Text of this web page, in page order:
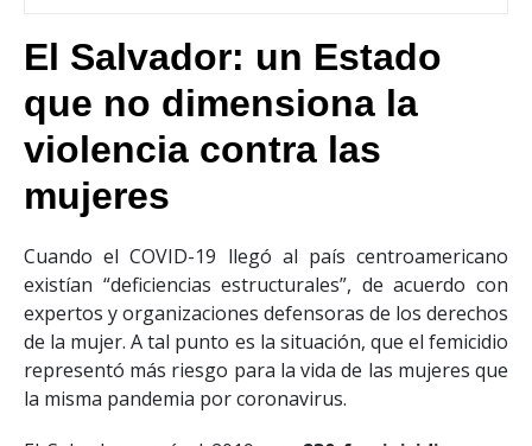
El Salvador: un Estado
que no dimensiona la
violencia contra las
mujeres
Cuando el COVID-19 llegó al país centroamericano
existían “deficiencias estructurales”, de acuerdo con
expertos y organizaciones defensoras de los derechos
de la mujer. A tal punto es la situación, que el femicidio
representó más riesgo para la vida de las mujeres que
la misma pandemia por coronavirus.